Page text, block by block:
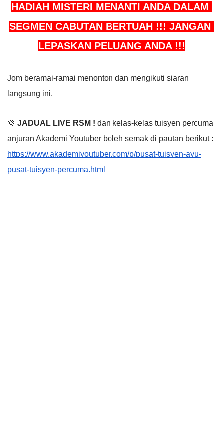
HADIAH MISTERI MENANTI ANDA DALAM
SEGMEN CABUTAN BERTUAH !!! JANGAN
LEPASKAN PELUANG ANDA !!!
Jom beramai-ramai menonton dan mengikuti siaran
langsung ini.
💢 JADUAL LIVE RSM ! dan kelas-kelas tuisyen percuma
anjuran Akademi Youtuber boleh semak di pautan berikut :
https://www.akademiyoutuber.com/p/pusat-tuisyen-ayu-
pusat-tuisyen-percuma.html